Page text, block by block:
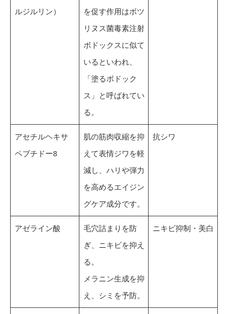
ルジルリン）
を促す作用はボツ
リヌス菌毒素注射
ボドックスに似て
いるといわれ、
「塗るボドック
ス」と呼ばれてい
る。
アセチルヘキサ
ペブチドー8
肌の筋肉収縮を抑
えて表情ジワを軽
減し、ハリや弾力
を高めるエイジン
グケア成分です。
抗シワ
アゼライン酸
毛穴詰まりを防
ぎ、ニキビを抑え
る。
メラニン生成を抑
え、シミを予防。
ニキビ抑制・美白